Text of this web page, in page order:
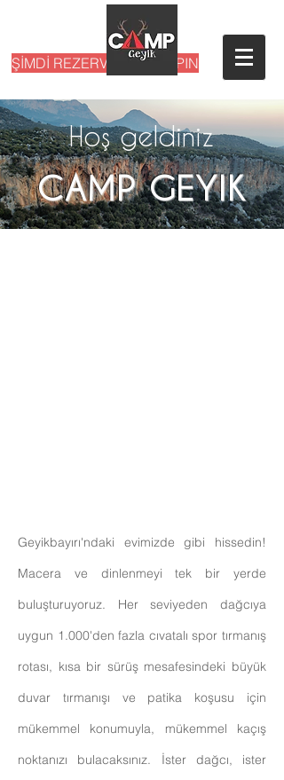
ŞİMDİ REZERVASYON YAPIN
Hoş geldiniz
CAMP GEYIK
Geyikbayırı'ndaki evimizde gibi hissedin!
Macera ve dinlenmeyi tek bir yerde
buluşturuyoruz. Her seviyeden dağcıya
uygun 1.000'den fazla cıvatalı spor tırmanış
rotası, kısa bir sürüş mesafesindeki büyük
duvar tırmanışı ve patika koşusu için
mükemmel konumuyla, mükemmel kaçış
noktanızı bulacaksınız. İster dağcı, ister